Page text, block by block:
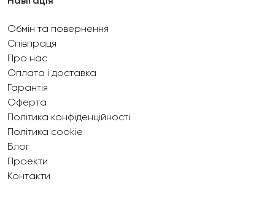
Обмін та повернення
Співпраця
Про нас
Оплата і доставка
Гарантія
Оферта
Політика конфіденційності
Політика cookie
Блог
Проекти
Контакти